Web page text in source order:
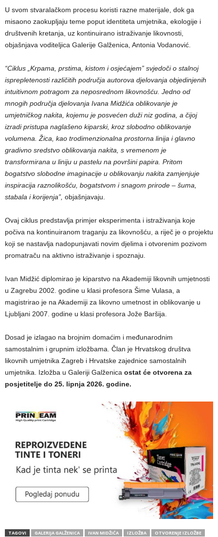
U svom stvaralačkom procesu koristi razne materijale, dok ga
misaono zaokupljaju teme poput identiteta umjetnika, ekologije i
društvenih kretanja, uz kontinuirano istraživanje likovnosti,
objašnjava voditeljica Galerije Galženica, Antonia Vodanović.
“Ciklus „Krpama, prstima, kistom i osjećajem” svjedoči o stalnoj
isprepletenosti različitih područja autorova djelovanja objedinjenih
intuitivnom potragom za neposrednom likovnošću. Jedno od
mnogih područja djelovanja Ivana Midžića oblikovanje je
umjetničkog nakita, kojemu je posvećen duži niz godina, a čijoj
izradi pristupa naglašeno kiparski, kroz slobodno oblikovanje
volumena. Žica, kao trodimenzionalna prostorna linija i glavno
gradivno sredstvo oblikovanja nakita, s vremenom je
transformirana u liniju u pastelu na površini papira. Pritom
bogatstvo slobodne imaginacije u oblikovanju nakita zamjenjuje
inspiracija raznolikošću, bogatstvom i snagom prirode – šuma,
stabala i korijenja”, objašnjavaju.
Ovaj ciklus predstavlja primjer eksperimenta i istraživanja koje
počiva na kontinuiranom traganju za likovnošću, a riječ je o projektu
koji se nastavlja nadopunjavati novim djelima i otvorenim pozivom
promatraču na aktivno istraživanje i spoznaju.
Ivan Midžić diplomirao je kiparstvo na Akademiji likovnih umjetnosti
u Zagrebu 2002. godine u klasi profesora Šime Vulasa, a
magistrirao je na Akademiji za likovno umetnost in oblikovanje u
Ljubljani 2007. godine u klasi profesora Jože Baršija.
Dosad je izlagao na brojnim domaćim i međunarodnim
samostalnim i grupnim izložbama. Član je Hrvatskog društva
likovnih umjetnika Zagreb i Hrvatske zajednice samostalnih
umjetnika. Izložba u Galeriji Galženica ostat će otvorena za
posjetitelje do 25. lipnja 2026. godine.
TAGOVI GALERIJA GALŽENICA IVAN MIDŽIĆA IZLOŽBA OTVORENJE IZLOŽBE